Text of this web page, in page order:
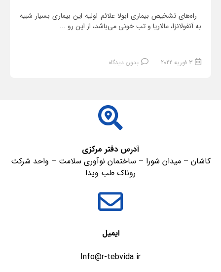
راه‌های تشخیص بیماری ابولا علائم اولیه این بیماری بسیار شبیه
به آنفولانزا، مالاریا و تب خونی می‌باشد، از این رو ...
3 فوریه 2022 بدون دیدگاه
آدرس دفتر مرکزی
کاشان – میدان شورا – ساختمان نوآوری سلامت – واحد شرکت
روناک طب ویدا
ایمیل
Info@r-tebvida.ir